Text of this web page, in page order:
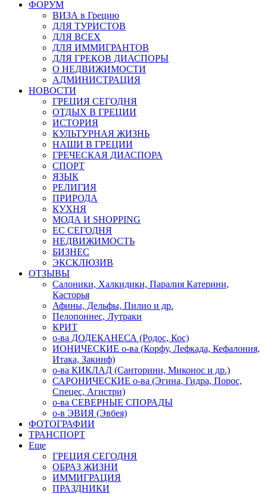
ФОРУМ
ВИЗА в Грецию
ДЛЯ ТУРИСТОВ
ДЛЯ ВСЕХ
ДЛЯ ИММИГРАНТОВ
ДЛЯ ГРЕКОВ ДИАСПОРЫ
О НЕДВИЖИМОСТИ
АДМИНИСТРАЦИЯ
НОВОСТИ
ГРЕЦИЯ СЕГОДНЯ
ОТДЫХ В ГРЕЦИИ
ИСТОРИЯ
КУЛЬТУРНАЯ ЖИЗНЬ
НАШИ В ГРЕЦИИ
ГРЕЧЕСКАЯ ДИАСПОРА
СПОРТ
ЯЗЫК
РЕЛИГИЯ
ПРИРОДА
КУХНЯ
МОДА И SHOPPING
ЕС СЕГОДНЯ
НЕДВИЖИМОСТЬ
БИЗНЕС
ЭКСКЛЮЗИВ
ОТЗЫВЫ
Салоники, Халкидики, Паралия Катерини,
Касторья
Афины, Дельфы, Пилио и др.
Пелопоннес, Лутраки
КРИТ
о-ва ДОДЕКАНЕСА (Родос, Кос)
ИОНИЧЕСКИЕ о-ва (Корфу, Лефкада, Кефалония,
Итака, Закинф)
о-ва КИКЛАД (Санторини, Миконос и др.)
САРОНИЧЕСКИЕ о-ва (Эгина, Гидра, Порос,
Спецес, Агистри)
о-ва СЕВЕРНЫЕ СПОРАДЫ
о-в ЭВИЯ (Эвбея)
ФОТОГРАФИИ
ТРАНСПОРТ
Еще
ГРЕЦИЯ СЕГОДНЯ
ОБРАЗ ЖИЗНИ
ИММИГРАЦИЯ
ПРАЗДНИКИ